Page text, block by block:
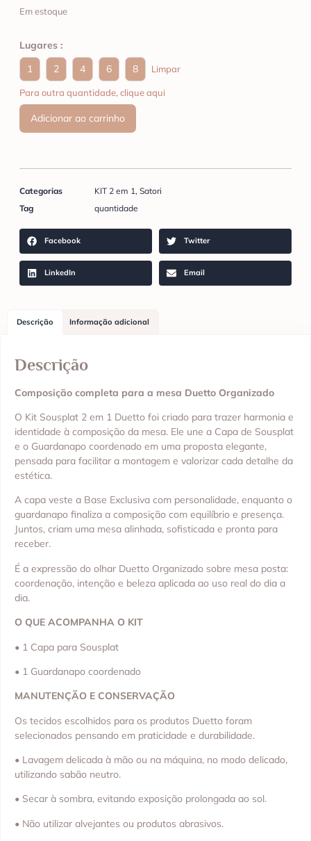
Em estoque
Lugares :
1
2 4 6 8 Limpar
Para outra quantidade, clique aqui
Adicionar ao carrinho
Categorias KIT 2 em 1 , Satori
Tag
quantidade
Facebook Twitter
LinkedIn Email
Descrição Informação adicional
Descrição
Composição completa para a mesa Duetto Organizado
O Kit Sousplat 2 em 1 Duetto foi criado para trazer harmonia e
identidade à composição da mesa. Ele une a Capa de Sousplat
e o Guardanapo coordenado em uma proposta elegante,
pensada para facilitar a montagem e valorizar cada detalhe da
estética.
A capa veste a Base Exclusiva com personalidade, enquanto o
guardanapo finaliza a composição com equilíbrio e presença.
Juntos, criam uma mesa alinhada, sofisticada e pronta para
receber.
É a expressão do olhar Duetto Organizado sobre mesa posta:
coordenação, intenção e beleza aplicada ao uso real do dia a
dia.
O QUE ACOMPANHA O KIT
• 1 Capa para Sousplat
• 1 Guardanapo coordenado
MANUTENÇÃO E CONSERVAÇÃO
Os tecidos escolhidos para os produtos Duetto foram
selecionados pensando em praticidade e durabilidade.
• Lavagem delicada à mão ou na máquina, no modo delicado,
utilizando sabão neutro.
• Secar à sombra, evitando exposição prolongada ao sol.
• Não utilizar alvejantes ou produtos abrasivos.